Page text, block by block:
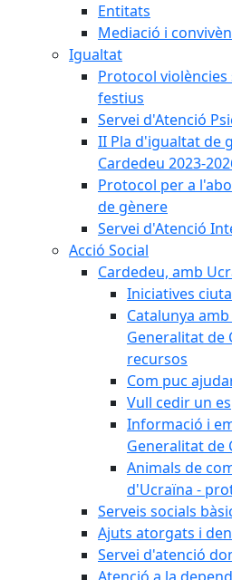
Entitats
Mediació i
Igualtat
Protocol violències
festius
Servei d'Atenció
II Pla d'igualtat de
Cardedeu 2023-
Protocol per a
de gènere
Servei d'Atenció
Acció Social
Cardedeu, amb
Iniciatives
Catalunya
Generalitat de
recursos
Com puc
Vull cedir un
Informació i
Generalitat de
Animals de
d'Ucraïna -
Serveis socials
Ajuts atorgats i
Servei d'atenció